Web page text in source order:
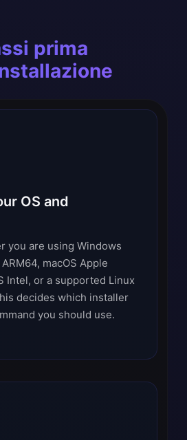
prima
OS and
you are using Windows
macOS Apple
Intel, or a supported Linux
decides which installer
you should use.